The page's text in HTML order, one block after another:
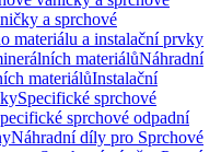
a sprchové
materiálu a instalační prvky
materiálůNáhradní
materiálůInstalační
Specifické sprchové
sprchové odpadní
Náhradní díly pro Sprchové